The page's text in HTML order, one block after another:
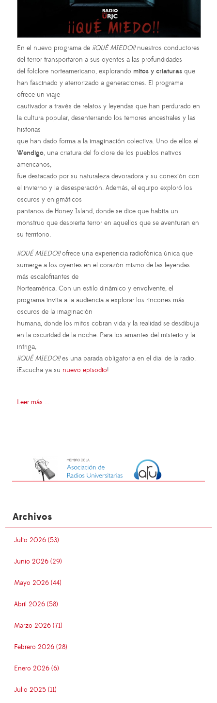
En el nuevo programa de ¡¡QUÉ MIEDO!!nuestros conductores
del terror transportaron a sus oyentes a las profundidades
del folclore norteamericano, explorando mitos y criaturas que
han fascinado y aterrorizado a generaciones. El programa
ofrece un viaje
cautivador a través de relatos y leyendas que han perdurado en
la cultura popular, desenterrando los temores ancestrales y las
historias
que han dado forma a la imaginación colectiva. Uno de ellos el
Wendigo, una criatura del folclore de los pueblos nativos
americanos,
fue destacado por su naturaleza devoradora y su conexión con
el invierno y la desesperación. Además, el equipo exploró los
oscuros y enigmáticos
pantanos de Honey Island, donde se dice que habita un
monstruo que despierta terror en aquellos que se aventuran en
su territorio.
¡¡QUÉ MIEDO!!ofrece una experiencia radiofónica única que
sumerge a los oyentes en el corazón mismo de las leyendas
más escalofriantes de
Norteamérica. Con un estilo dinámico y envolvente, el
programa invita a la audiencia a explorar los rincones más
oscuros de la imaginación
humana, donde los mitos cobran vida y la realidad se desdibuja
en la oscuridad de la noche. Para los amantes del misterio y la
intriga,
¡¡QUÉ MIEDO!!es una parada obligatoria en el dial de la radio.
¡Escucha ya su nuevo episodio!
Leer más ...
Archivos
Julio 2026 (53)
Junio 2026 (29)
Mayo 2026 (44)
Abril 2026 (58)
Marzo 2026 (71)
Febrero 2026 (28)
Enero 2026 (6)
Julio 2025 (11)